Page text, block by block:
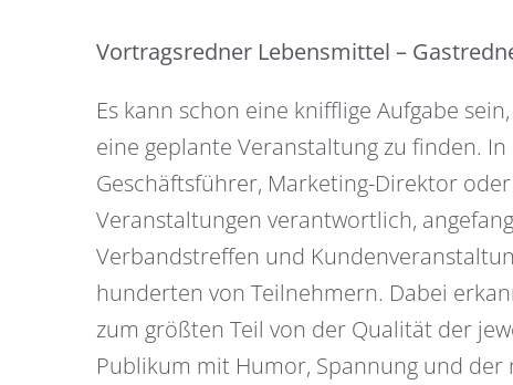
Vortragsredner Lebensmittel –
Es kann schon eine knifflige Aufgabe
eine geplante Veranstaltung zu finden.
Geschäftsführer, Marketing-Direktor
Veranstaltungen verantwortlich,
Verbandstreffen und
hunderten von Teilnehmern. Dabei
zum größten Teil von der Qualität der
Publikum mit Humor, Spannung und